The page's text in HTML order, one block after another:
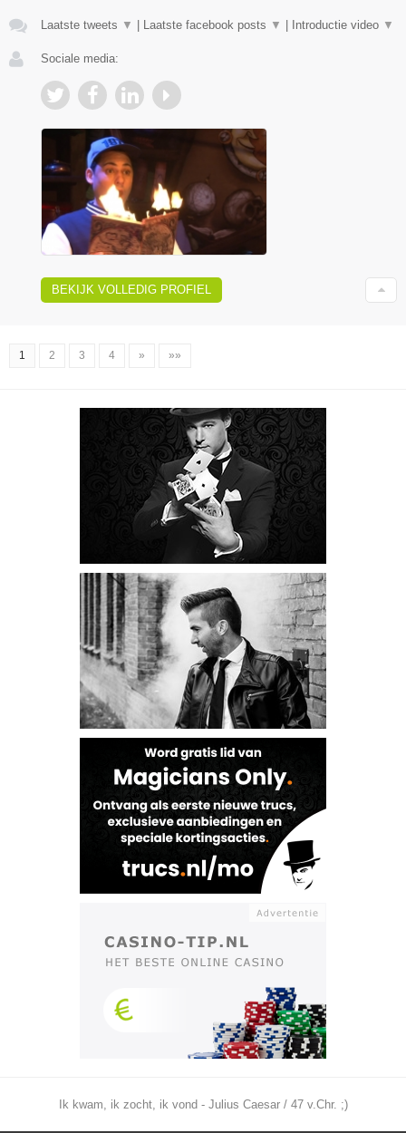
Laatste tweets ▼ Laatste facebook posts ▼ Introductie video ▼
Sociale media:
BEKIJK VOLLEDIG PROFIEL
1 2 3 4 » »»
Ik kwam, ik zocht, ik vond - Julius Caesar / 47 v.Chr. ;)